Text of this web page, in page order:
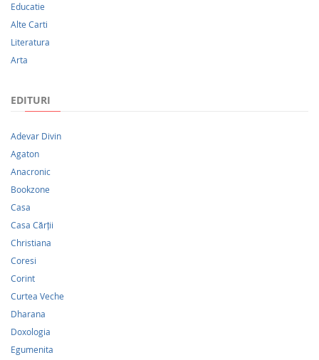
Educatie
Alte Carti
Literatura
Arta
EDITURI
Adevar Divin
Agaton
Anacronic
Bookzone
Casa
Casa Cărții
Christiana
Coresi
Corint
Curtea Veche
Dharana
Doxologia
Egumenita